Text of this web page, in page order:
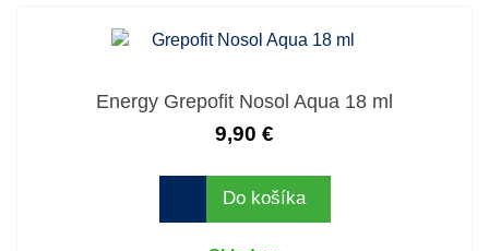
Energy Grepofit Nosol Aqua 18 ml
9,90 €
Do košíka